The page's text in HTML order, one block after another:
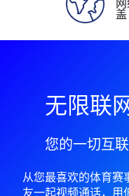
盖
无限联
您的一切互
从您最喜欢的体育赛
友一起视频通话，用